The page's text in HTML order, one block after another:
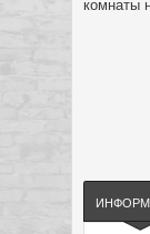
комнаты